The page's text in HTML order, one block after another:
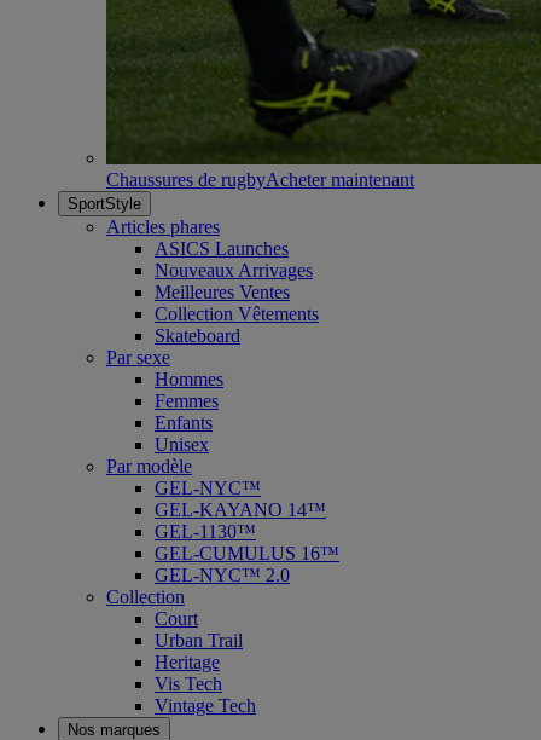
Chaussures de rugbyAcheter maintenant
SportStyle
Articles phares
ASICS Launches
Nouveaux Arrivages
Meilleures Ventes
Collection Vêtements
Skateboard
Par sexe
Hommes
Femmes
Enfants
Unisex
Par modèle
GEL-NYC™
GEL-KAYANO 14™
GEL-1130™
GEL-CUMULUS 16™
GEL-NYC™ 2.0
Collection
Court
Urban Trail
Heritage
Vis Tech
Vintage Tech
Nos marques